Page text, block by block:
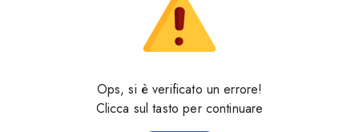
Ops, si è verificato un errore!
Clicca sul tasto per continuare